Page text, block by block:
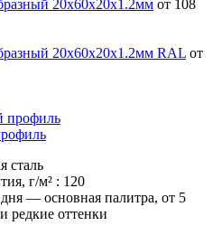
20х60х20х1.2мм от 108
20х60х20х1.2мм RAL от
сталь
г/м² : 120
— основная палитра, от 5
редкие оттенки